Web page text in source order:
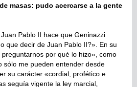
masas: pudo acercarse a la gente
Pablo II hace que Geninazzi
que decir de Juan Pablo II?». En su
por qué lo hizo», como
sólo me pueden entender desde
su carácter «cordial, profético e
seguía vigente la ley marcial,